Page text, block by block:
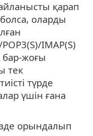
қарап
оларды
IMAP(S)
бар-жоғы
тек
түрде
үшін ғана
орындалып